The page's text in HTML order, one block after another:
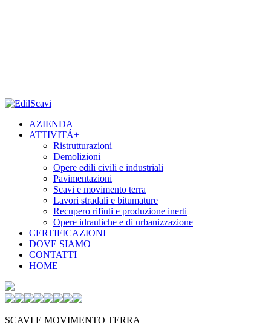
AZIENDA
ATTIVITÁ+
Ristrutturazioni
Demolizioni
Opere edili civili e industriali
Pavimentazioni
Scavi e movimento terra
Lavori stradali e bitumature
Recupero rifiuti e produzione inerti
Opere idrauliche e di urbanizzazione
CERTIFICAZIONI
DOVE SIAMO
CONTATTI
HOME
SCAVI E MOVIMENTO TERRA